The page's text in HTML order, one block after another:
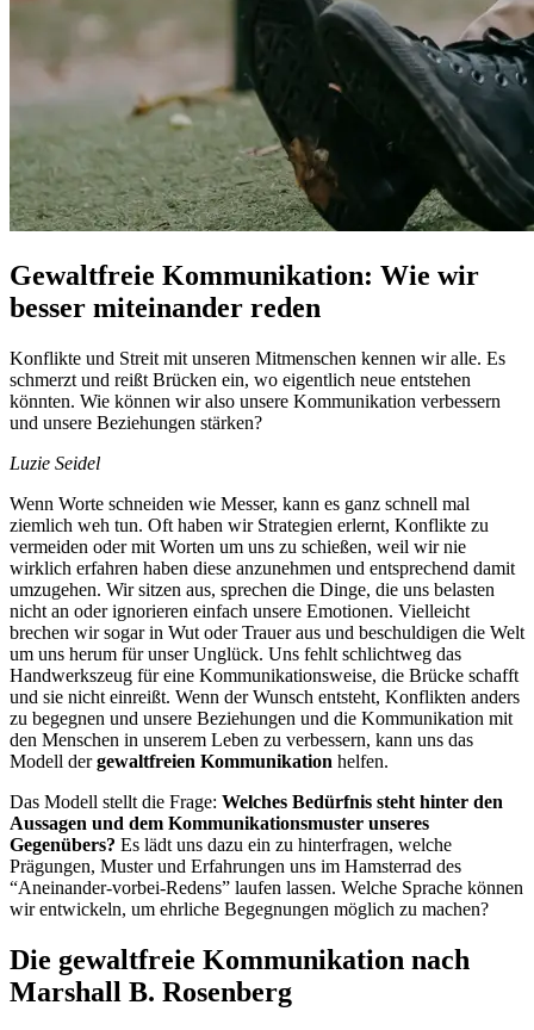
Gewaltfreie Kommunikation: Wie wir
besser miteinander reden
Konflikte und Streit mit unseren Mitmenschen kennen wir alle. Es
schmerzt und reißt Brücken ein, wo eigentlich neue entstehen
könnten. Wie können wir also unsere Kommunikation verbessern
und unsere Beziehungen stärken?
Luzie Seidel
Wenn Worte schneiden wie Messer, kann es ganz schnell mal
ziemlich weh tun. Oft haben wir Strategien erlernt, Konflikte zu
vermeiden oder mit Worten um uns zu schießen, weil wir nie
wirklich erfahren haben diese anzunehmen und entsprechend damit
umzugehen. Wir sitzen aus, sprechen die Dinge, die uns belasten
nicht an oder ignorieren einfach unsere Emotionen. Vielleicht
brechen wir sogar in Wut oder Trauer aus und beschuldigen die Welt
um uns herum für unser Unglück. Uns fehlt schlichtweg das
Handwerkszeug für eine Kommunikationsweise, die Brücke schafft
und sie nicht einreißt. Wenn der Wunsch entsteht, Konflikten anders
zu begegnen und unsere Beziehungen und die Kommunikation mit
den Menschen in unserem Leben zu verbessern, kann uns das
Modell dergewaltfreien Kommunikation helfen.
Das Modell stellt die Frage: Welches Bedürfnis steht hinter den
Aussagen und dem Kommunikationsmuster unseres
Gegenübers? Es lädt uns dazu ein zu hinterfragen, welche
Prägungen, Muster und Erfahrungen uns im Hamsterrad des
“Aneinander-vorbei-Redens” laufen lassen. Welche Sprache können
wir entwickeln, um ehrliche Begegnungen möglich zu machen?
Die gewaltfreie Kommunikation nach
Marshall B. Rosenberg